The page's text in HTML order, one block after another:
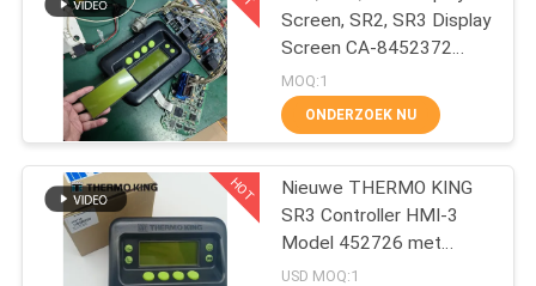
OVER
ONS
FABRIEKSTOCHT
KWALITEITSCONTROLE
Thermokoning Van
Refrigeration Units
21
Screen, SR2, SR3 Display
Screen CA-8452372
Groen Display Type LCD
Screen voor THERMO
KING SB210 SB230 HMI
MOQ:1
ONDERZOEK NU
HOT
Nieuwe THERMO KING
SR3 Controller HMI-3
Model 452726 met
reparatiediensten voor
USD MOQ:1